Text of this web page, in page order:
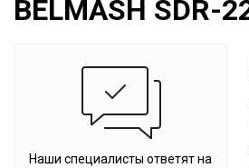
BELMASH SDR-
Наши специалисты ответят на